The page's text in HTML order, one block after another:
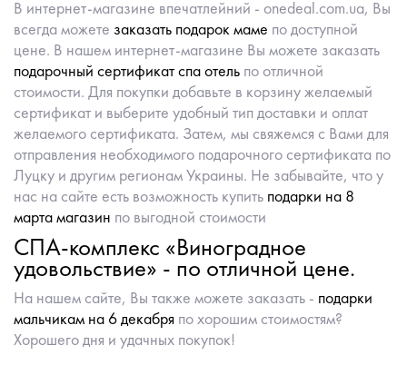
В интернет-магазине впечатлейний - onedeal.com.ua, Вы
всегда можете заказать подарок маме по доступной
цене. В нашем интернет-магазине Вы можете заказать
подарочный сертификат спа отель по отличной
стоимости. Для покупки добавьте в корзину желаемый
сертификат и выберите удобный тип доставки и оплат
желаемого сертификата. Затем, мы свяжемся с Вами для
отправления необходимого подарочного сертификата по
Луцку и другим регионам Украины. Не забывайте, что у
нас на сайте есть возможность купить подарки на 8
марта магазин по выгодной стоимости
СПА-комплекс «Виноградное
удовольствие» - по отличной цене.
На нашем сайте, Вы также можете заказать - подарки
мальчикам на 6 декабря по хорошим стоимостям?
Хорошего дня и удачных покупок!